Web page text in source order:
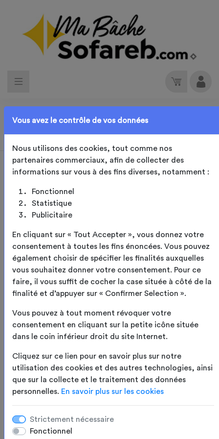
Vous avez le contrôle de vos données
Nous utilisons des cookies, tout comme nos
partenaires commerciaux, afin de collecter des
informations sur vous à des fins diverses, notamment :
Fonctionnel
Statistique
Publicitaire
En cliquant sur « Tout Accepter », vous donnez votre
consentement à toutes les fins énoncées. Vous pouvez
également choisir de spécifier les finalités auxquelles
vous souhaitez donner votre consentement. Pour ce
faire, il vous suffit de cocher la case située à côté de la
finalité et d’appuyer sur « Confirmer Selection ».
Vous pouvez à tout moment révoquer votre
consentement en cliquant sur la petite icône située
dans le coin inférieur droit du site Internet.
Cliquez sur ce lien pour en savoir plus sur notre
utilisation des cookies et des autres technologies, ainsi
que sur la collecte et le traitement des données
personnelles. En savoir plus sur les cookies
Strictement nécessaire
Fonctionnel
Parasol
Retour à la page précédente
CHAMP VERRON
85200 Longeves
02 51 00 10 64
ac.lhomme@sofareb.com
HORAIRES CLICK &
Du lundi au vendredi
contact@sofareb.com